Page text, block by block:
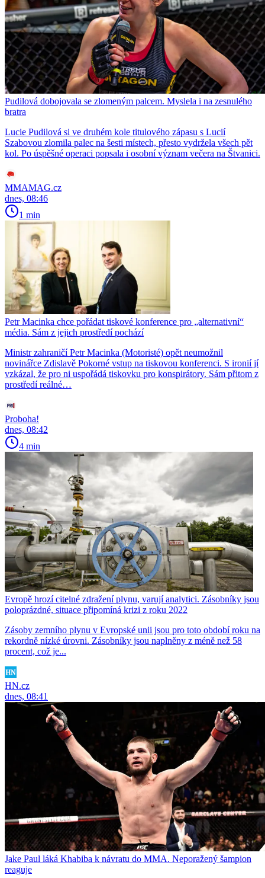
Pudilová dobojovala se zlomeným palcem. Myslela i na zesnulého
bratra
Lucie Pudilová si ve druhém kole titulového zápasu s Lucií
Szabovou zlomila palec na šesti místech, přesto vydržela všech pět
kol. Po úspěšné operaci popsala i osobní význam večera na Štvanici.
MMAMAG.cz
dnes, 08:46
1 min
Petr Macinka chce pořádat tiskové konference pro „alternativní“
média. Sám z jejich prostředí pochází
Ministr zahraničí Petr Macinka (Motoristé) opět neumožnil
novinářce Zdislavě Pokorné vstup na tiskovou konferenci. S ironií jí
vzkázal, že pro ni uspořádá tiskovku pro konspirátory. Sám přitom z
prostředí reálné…
Proboha!
dnes, 08:42
4 min
Evropě hrozí citelné zdražení plynu, varují analytici. Zásobníky jsou
poloprázdné, situace připomíná krizi z roku 2022
Zásoby zemního plynu v Evropské unii jsou pro toto období roku na
rekordně nízké úrovni. Zásobníky jsou naplněny z méně než 58
procent, což je...
HN.cz
dnes, 08:41
Jake Paul láká Khabiba k návratu do MMA. Neporažený šampion
reaguje